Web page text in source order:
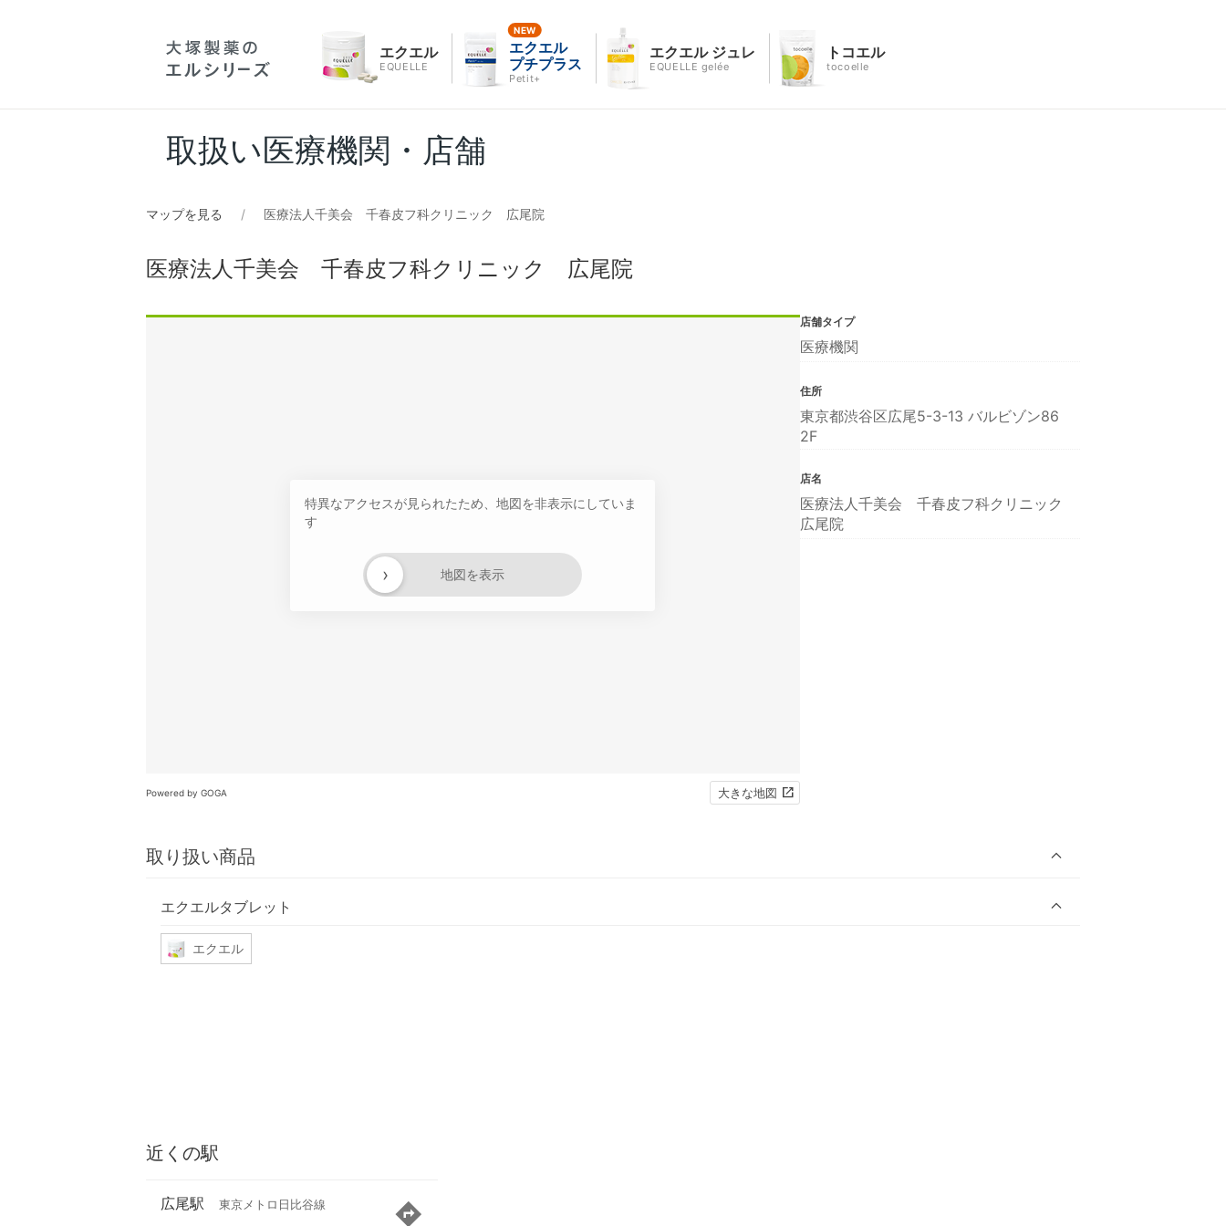
エクエル
EQUELLE
エクエル
プチプラス
Petit+
エクエル ジュレ
EQUELLE gelée
トコエル
tocoelle
取扱い医療機関・店舗
マップを見る 医療法人千美会 千春皮フ科クリニック 広尾院
医療法人千美会 千春皮フ科クリニック 広尾院
特異なアクセスが見られたため、地図を非表示にしていま
す
地図を表示
›
Powered by GOGA 大きな地図
取り扱い商品
エクエルタブレット
エクエル
店舗タイプ
医療機関
住所
東京都渋谷区広尾5-3-13 バルビゾン86
2F
店名
医療法人千美会 千春皮フ科クリニック
広尾院
近くの駅
広尾駅 東京メトロ日比谷線